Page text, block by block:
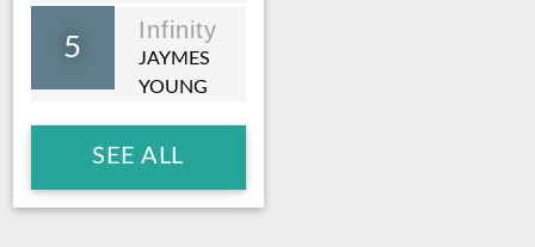
5
Infinity
JAYMES
YOUNG
SEE ALL